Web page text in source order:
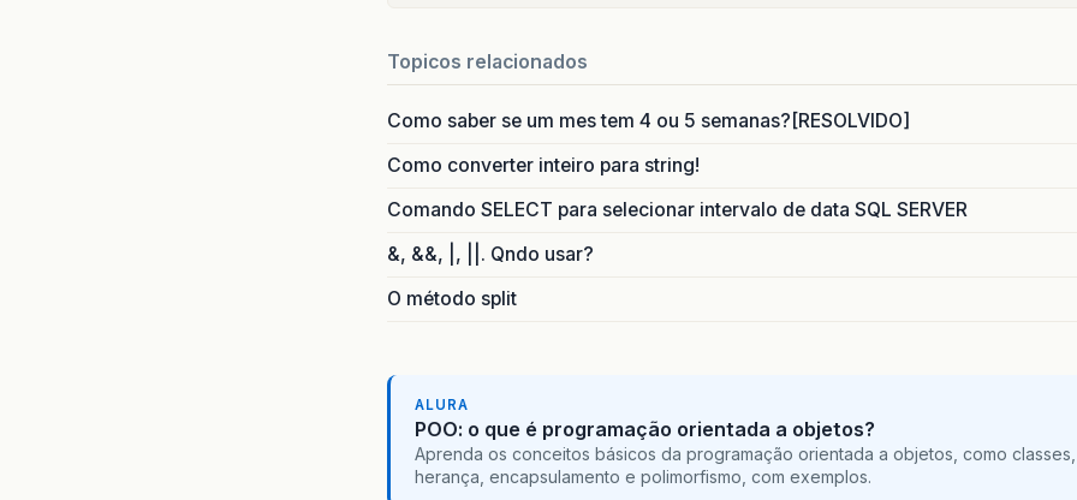
Topicos relacionados
Como saber se um mes tem 4 ou 5 semanas?[RESOLVIDO]
Como converter inteiro para string!
Comando SELECT para selecionar intervalo de data SQL SERVER
&, &&, |, ||. Qndo usar?
O método split
ALURA
POO: o que é programação orientada a objetos?
Aprenda os conceitos básicos da programação orientada a objetos, como classes,
herança, encapsulamento e polimorfismo, com exemplos.